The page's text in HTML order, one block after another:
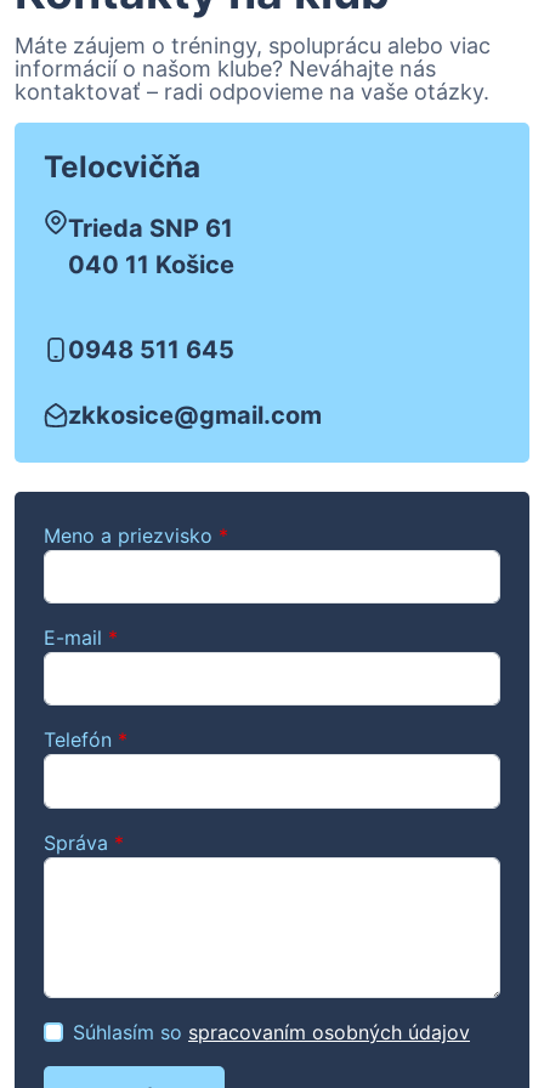
Máte záujem o tréningy, spoluprácu alebo viac
informácií o našom klube? Neváhajte nás
kontaktovať – radi odpovieme na vaše otázky.
Telocvičňa
Trieda SNP 61
040 11 Košice
0948 511 645
zkkosice@gmail.com
Meno a priezvisko *
E-mail *
Telefón *
Správa *
Súhlasím so spracovaním osobných údajov